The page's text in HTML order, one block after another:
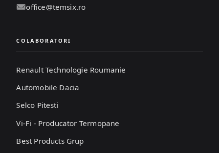
office@temsix.ro
COLABORATORI
Renault Technologie Roumanie
Automobile Dacia
Selco Pitesti
Vi-Fi - Producator Termopane
Best Products Grup